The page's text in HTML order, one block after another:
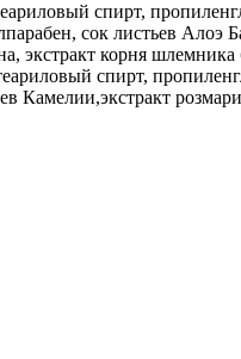
спирт,
сок листьев Алоэ
экстракт корня шлемника
спирт,
Камелии,экстракт